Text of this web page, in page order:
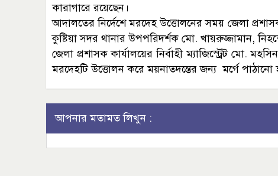
কারাগারে রয়েছেন।
আদালতের নির্দেশে মরদেহ উত্তোলনের সময় জেলা প্রশাসক
কুষ্টিয়া সদর থানার উপপরিদর্শক মো. খায়রুজ্জামান,
জেলা প্রশাসক কার্যালয়ের নির্বাহী ম্যাজিস্ট্রেট মো.
মরদেহটি উত্তোলন করে ময়নাতদন্তের জন্য মর্গে পাঠানো
আপনার মতামত লিখুন :